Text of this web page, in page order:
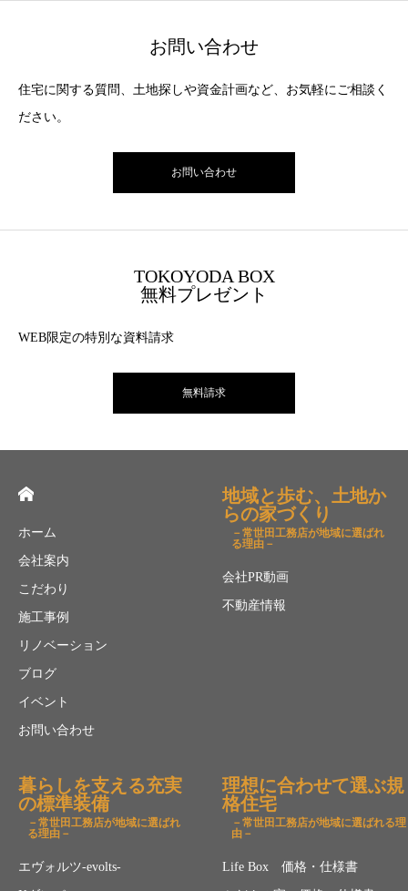
お問い合わせ
住宅に関する質問、土地探しや資金計画など、お気軽にご相談く
ださい。
お問い合わせ
TOKOYODA BOX
無料プレゼント
WEB限定の特別な資料請求
無料請求
ホーム
会社案内
こだわり
施工事例
リノベーション
ブログ
イベント
お問い合わせ
地域と歩む、土地か
らの家づくり
－常世田工務店が地域に選ばれ
る理由－
会社PR動画
不動産情報
暮らしを支える充実
の標準装備
－常世田工務店が地域に選ばれ
る理由－
エヴォルツ-evolts-
理想に合わせて選ぶ規
格住宅
－常世田工務店が地域に選ばれる理
由－
Life Box 価格・仕様書